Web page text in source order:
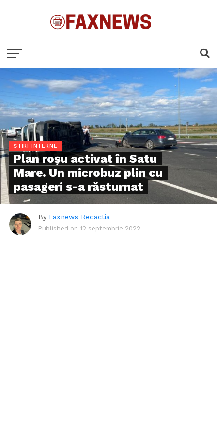
ȘTIRI INTERNE
Plan roşu activat în Satu
Mare. Un microbuz plin cu
pasageri s-a răsturnat
By Faxnews Redactia
Published on 12 septembrie 2022